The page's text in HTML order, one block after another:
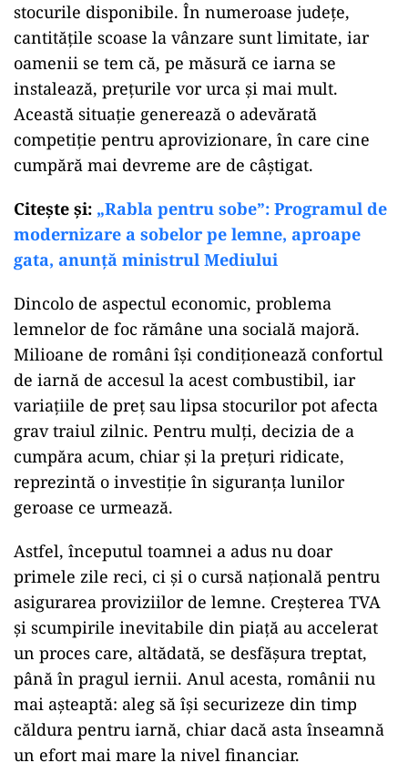
stocurile disponibile. În numeroase județe,
cantitățile scoase la vânzare sunt limitate, iar
oamenii se tem că, pe măsură ce iarna se
instalează, prețurile vor urca și mai mult.
Această situație generează o adevărată
competiție pentru aprovizionare, în care cine
cumpără mai devreme are de câștigat.
Citeşte şi: „Rabla pentru sobe”: Programul de
modernizare a sobelor pe lemne, aproape
gata, anunță ministrul Mediului
Dincolo de aspectul economic, problema
lemnelor de foc rămâne una socială majoră.
Milioane de români își condiționează confortul
de iarnă de accesul la acest combustibil, iar
variațiile de preț sau lipsa stocurilor pot afecta
grav traiul zilnic. Pentru mulți, decizia de a
cumpăra acum, chiar și la prețuri ridicate,
reprezintă o investiție în siguranța lunilor
geroase ce urmează.
Astfel, începutul toamnei a adus nu doar
primele zile reci, ci și o cursă națională pentru
asigurarea proviziilor de lemne. Creșterea TVA
și scumpirile inevitabile din piață au accelerat
un proces care, altădată, se desfășura treptat,
până în pragul iernii. Anul acesta, românii nu
mai așteaptă: aleg să își securizeze din timp
căldura pentru iarnă, chiar dacă asta înseamnă
un efort mai mare la nivel financiar.